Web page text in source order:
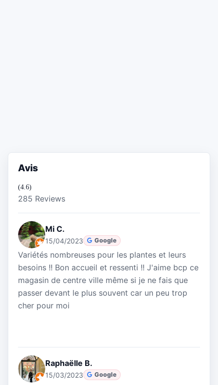
Avis
(4.6)
285 Reviews
Mi C.
15/04/2023 Google
Variétés nombreuses pour les plantes et leurs
besoins !! Bon accueil et ressenti !! J'aime bcp ce
magasin de centre ville même si je ne fais que
passer devant le plus souvent car un peu trop
cher pour moi
Raphaëlle B.
15/03/2023 Google